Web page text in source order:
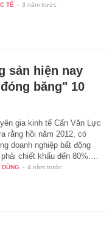
TẾ - 3 năm trước
sản hiện nay
băng" 10
gia kinh tế Cấn Văn Lực
rằng hồi năm 2012, có
doanh nghiệp bất động
chiết khấu đến 80%.…
DÙNG - 4 năm trước